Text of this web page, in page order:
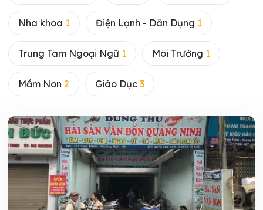
Nha khoa 1 Điện Lạnh - Dân Dụng 1
Trung Tâm Ngoại Ngữ 1 Môi Trường 1
Mầm Non 2 Giáo Dục 3